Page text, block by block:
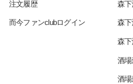
注文履歴
而今ファンclubログイン
森
森
森
酒
酒